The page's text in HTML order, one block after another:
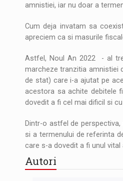
amnistiei, iar nu doar a
Cum deja invatam sa
apreciem ca si masurile
Astfel, Noul An 2022 - al
marcheze tranzitia amnistiei
de stat) care i-a ajutat pe
acestora sa achite debitele
dovedit a fi cel mai dificil si
Dintr-o astfel de
si a termenului de referinta
care s-a dovedit a fi unul
Autori